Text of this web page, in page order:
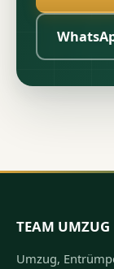
TEAM UMZUG
Umzug,